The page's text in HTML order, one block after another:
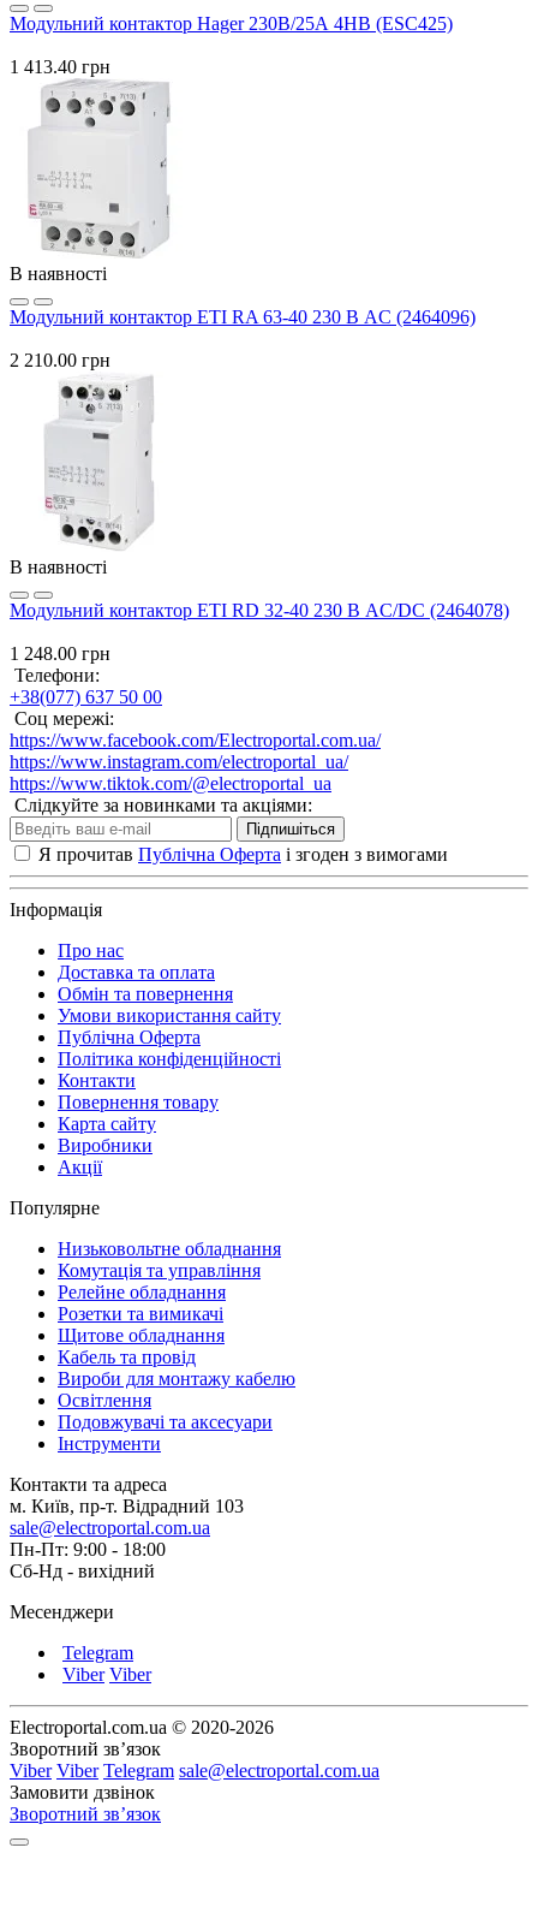
Модульний контактор Hager 230В/25А 4НВ (ESC425)
1 413.40 грн
В наявності
Модульний контактор ETI RA 63-40 230 В AC (2464096)
2 210.00 грн
В наявності
Модульний контактор ETI RD 32-40 230 В AC/DC (2464078)
1 248.00 грн
Телефони:
+38(077) 637 50 00
Соц мережі:
https://www.facebook.com/Electroportal.com.ua/
https://www.instagram.com/electroportal_ua/
https://www.tiktok.com/@electroportal_ua
Слідкуйте за новинками та акціями:
Підпишіться
Я прочитав Публічна Оферта і згоден з вимогами
Інформація
Про нас
Доставка та оплата
Обмін та повернення
Умови використання сайту
Публічна Оферта
Політика конфіденційності
Контакти
Повернення товару
Карта сайту
Виробники
Акції
Популярне
Низьковольтне обладнання
Комутація та управління
Релейне обладнання
Розетки та вимикачі
Щитове обладнання
Кабель та провід
Вироби для монтажу кабелю
Освітлення
Подовжувачі та аксесуари
Інструменти
Контакти та адреса
м. Київ, пр-т. Відрадний 103
sale@electroportal.com.ua
Пн-Пт: 9:00 - 18:00
Сб-Нд - вихідний
Месенджери
Telegram
Viber Viber
Electroportal.com.ua © 2020-2026
Зворотний зв’язок
Viber Viber Telegram sale@electroportal.com.ua
Замовити дзвінок
Зворотний зв’язок